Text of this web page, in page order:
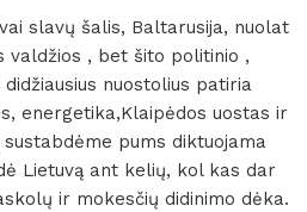
slavų šalis, Baltarusija, nuolat
valdžios , bet šito politinio ,
nuostolius patiria
energetika,Klaipėdos uostas ir
pums diktuojama
Lietuvą ant kelių, kol kas dar
ir mokesčių didinimo dėka.